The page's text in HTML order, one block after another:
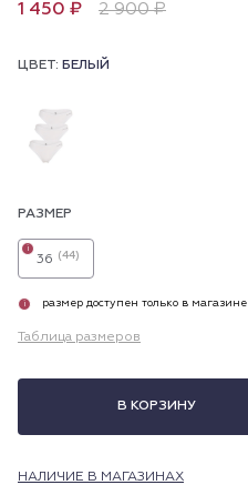
1 450 ₽ 2 900 ₽
ЦВЕТ: БЕЛЫЙ
РАЗМЕР
36 (44)
i
i размер доступен только в магазине
Таблица размеров
В КОРЗИНУ
НАЛИЧИЕ В МАГАЗИНАХ